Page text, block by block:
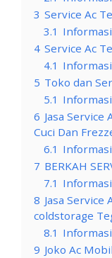
3 Service Ac
3.1 Informasi
4 Service Ac
4.1 Informasi
5 Toko dan
5.1 Informasi
6 Jasa Service
Cuci Dan
6.1 Informasi
7 BERKAH
7.1 Informasi
8 Jasa Service
coldstorage
8.1 Informasi
9 Joko Ac Mobil